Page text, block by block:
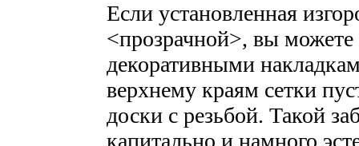
Если установленная
<прозрачной>, вы
декоративными
верхнему краям сетки
доски с резьбой. Такой